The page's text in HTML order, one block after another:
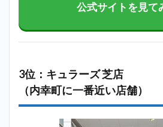
公式サイトを見て
3位：キュラーズ 芝店
（内幸町に一番近い店舗）